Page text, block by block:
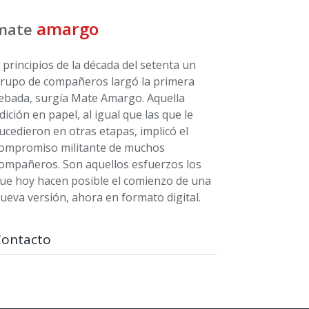
amargo
principios de la década del setenta un
de compañeros largó la primera
surgía Mate Amargo. Aquella
en papel, al igual que las que le
en otras etapas, implicó el
militante de muchos
Son aquellos esfuerzos los
hoy hacen posible el comienzo de una
versión, ahora en formato digital.